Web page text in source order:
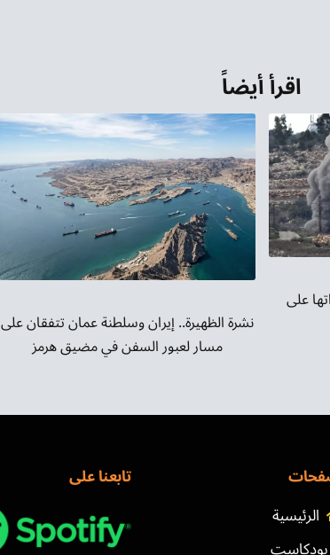
خفض
مستوى
الصوت.
اقرأ أيضاً
على
نشرة الظهيرة.. إيران وسلطنة عمان تتفقان على
مسار لعبور السفن في مضيق هرمز
الرئيسية
تابعنا على